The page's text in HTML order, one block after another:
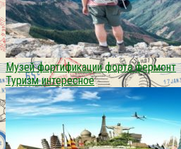
Музей фортификации форта фермонт
Туризм интересное